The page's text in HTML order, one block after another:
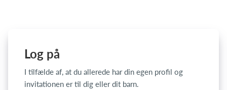
Hvad koster det?
Log på
I tilfælde af, at du allerede har din egen profil og
invitationen er til dig eller dit barn.